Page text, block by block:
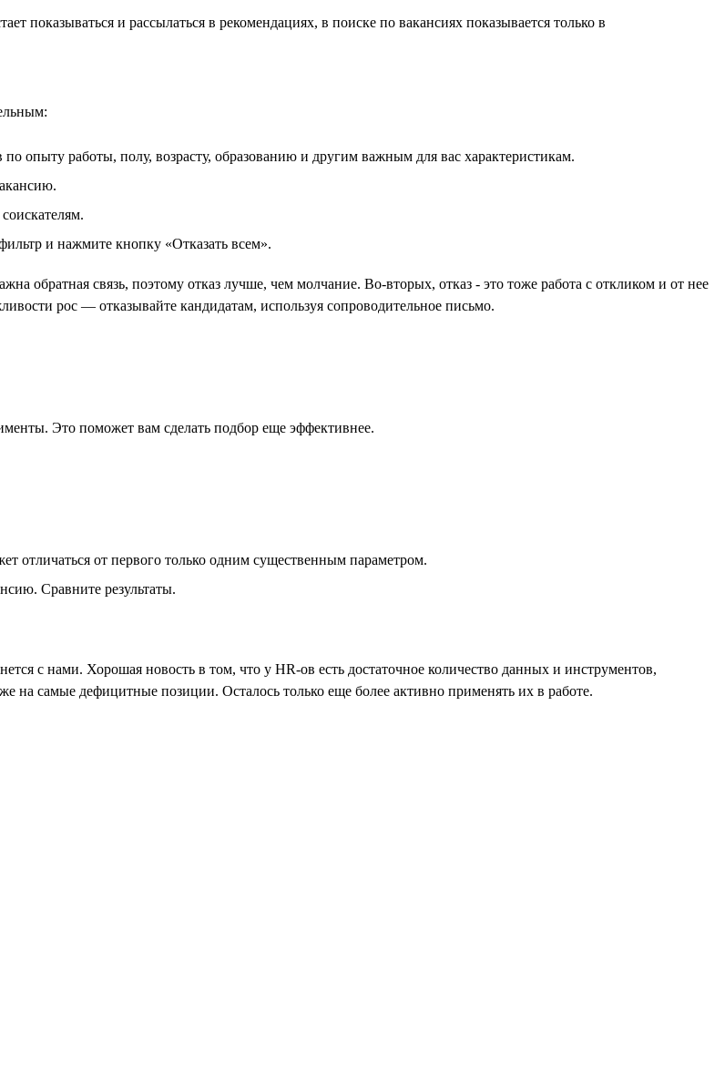
показываться и рассылаться в рекомендациях, в поиске по вакансиях показывается только в
опыту работы, полу, возрасту, образованию и другим важным для вас характеристикам.
и нажмите кнопку «Отказать всем».
обратная связь, поэтому отказ лучше, чем молчание. Во-вторых, отказ - это тоже работа с откликом и от нее
рос — отказывайте кандидатам, используя сопроводительное письмо.
Это поможет вам сделать подбор еще эффективнее.
отличаться от первого только одним существенным параметром.
Сравните результаты.
с нами. Хорошая новость в том, что у HR-ов есть достаточное количество данных и инструментов,
на самые дефицитные позиции. Осталось только еще более активно применять их в работе.